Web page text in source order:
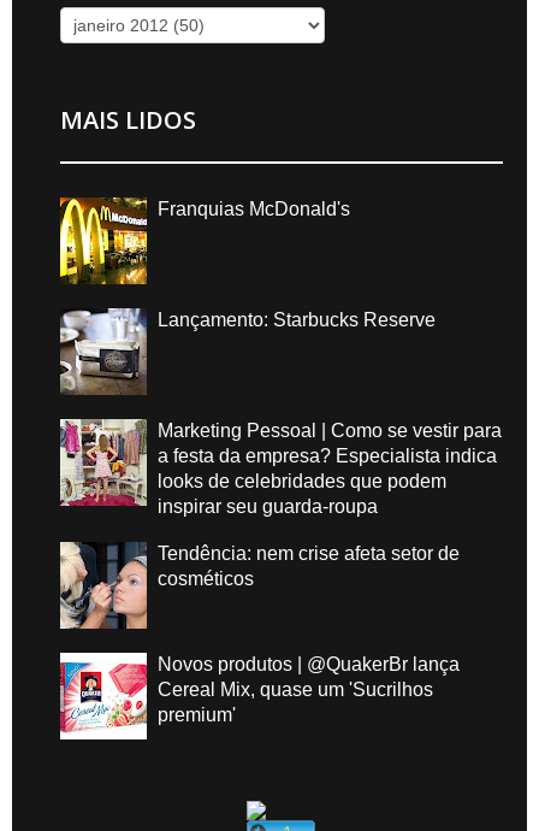
MAIS LIDOS
Franquias McDonald's
Lançamento: Starbucks Reserve
Marketing Pessoal | Como se vestir para
a festa da empresa? Especialista indica
looks de celebridades que podem
inspirar seu guarda-roupa
Tendência: nem crise afeta setor de
cosméticos
Novos produtos | @QuakerBr lança
Cereal Mix, quase um 'Sucrilhos
premium'